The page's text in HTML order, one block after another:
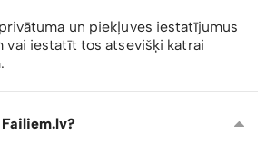
un piekļuves iestatījumus
vai iestatīt tos atsevišķi katrai